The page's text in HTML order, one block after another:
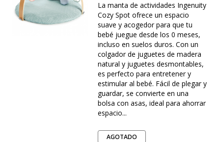
La manta de actividades Ingenuity
Cozy Spot ofrece un espacio
suave y acogedor para que tu
bebé juegue desde los 0 meses,
incluso en suelos duros. Con un
colgador de juguetes de madera
natural y juguetes desmontables,
es perfecto para entretener y
estimular al bebé. Fácil de plegar y
guardar, se convierte en una
bolsa con asas, ideal para ahorrar
espacio...
AGOTADO